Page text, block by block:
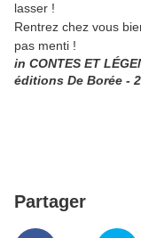
lasser !
Rentrez chez vous
pas menti !
in CONTES ET
éditions De Borée -
Partager